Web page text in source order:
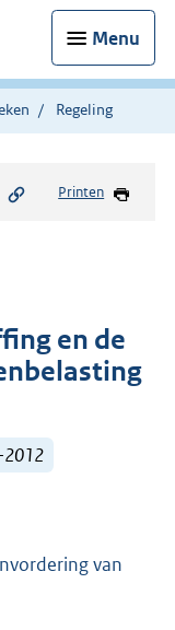
Menu
Regeling
Printen
en de
2012
van